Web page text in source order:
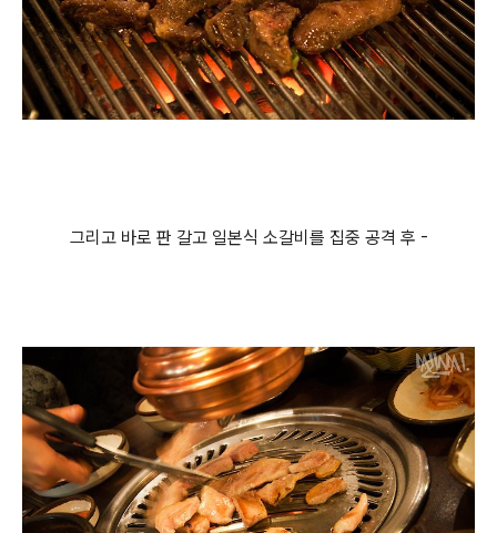
그리고 바로 판 갈고 일본식 소갈비를 집중 공격 후 -